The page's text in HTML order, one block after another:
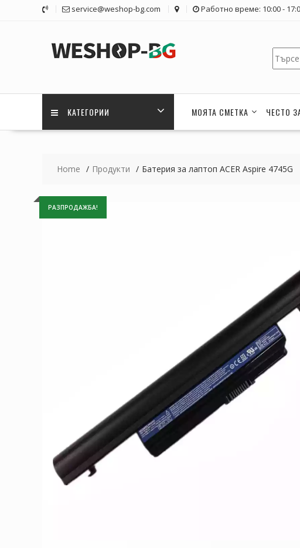
service@weshop-bg.com Работно време: 10:00 -
КАТЕГОРИИ МОЯТА СМЕТКА ЧЕСТО
Home Продукти Батерия за лаптоп ACER Aspire 4745G
РАЗПРОДАЖБА!